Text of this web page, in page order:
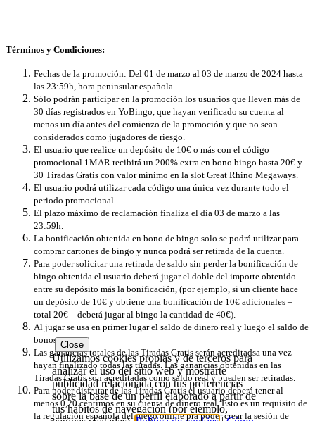
Términos y Condiciones:
Fechas de la promoción: Del 01 de marzo al 03 de marzo de 2024 hasta
las 23:59h, hora peninsular española.
Sólo podrán participar en la promoción los usuarios que lleven más de
30 días registrados en YoBingo, que hayan verificado su cuenta al
menos un día antes del comienzo de la promoción y que no sean
considerados como jugadores de riesgo.
El usuario que realice un depósito de 10€ o más con el código
promocional 1MAR recibirá un 200% extra en bono bingo hasta 20€ y
30 Tiradas Gratis con valor mínimo en la slot Great Rhino Megaways.
El usuario podrá utilizar cada código una única vez durante todo el
periodo promocional.
El plazo máximo de reclamación finaliza el día 03 de marzo a las
23:59h.
La bonificación obtenida en bono de bingo solo se podrá utilizar ​​para
comprar cartones de bingo y nunca podrá ser retirada de la cuenta.
Para poder solicitar una retirada de saldo sin perder la bonificación de
bingo obtenida el usuario deberá jugar el doble del importe obtenido
entre su depósito más la bonificación, (por ejemplo, si un cliente hace
un depósito de 10€ y obtiene una bonificación de 10€ adicionales –
total 20€ – deberá jugar al bingo la cantidad de 40€).
Al jugar se usa en primer lugar el saldo de dinero real y luego el saldo de
bonos.
Las ganancias totales de las Tiradas Gratis serán acreditadsa una vez
hayan finalizado todas las tiradas. Las ganancias obtenidas en las
Tiradas Gratis son acreditadas como saldo real y pueden ser retiradas.
Para poder disfrutar de las Tiradas Gratis el usuario deberá tener al
menos 0,20 céntimos en su cuenta de dinero real. Esto es un requisito de
la regulación española del juego online pra poder crear la sesión de
Close
Utilizamos cookies propias y de terceros para
analizar el uso del sitio web y mostrarte
publicidad relacionada con tus preferencias
sobre la base de un perfil elaborado a partir de
tus hábitos de navegación (por ejemplo,